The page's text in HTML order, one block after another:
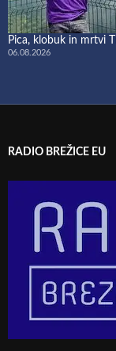
Pica, klobuk in mrtvi
06.08.2026
RADIO BREŽICE EU